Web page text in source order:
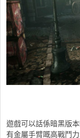
遊戲可以話係暗黑版
有金屬手臂嘅高戰鬥